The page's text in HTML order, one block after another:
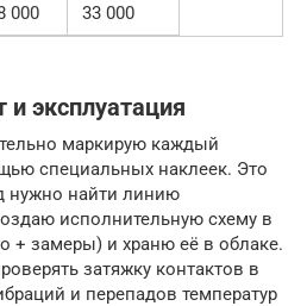
000 33 000
эксплуатация
маркирую каждый
специальных наклеек. Это
нужно найти линию
исполнительную схему в
+ замеры) и храню её в облаке.
затяжку контактов в
и перепадов температур